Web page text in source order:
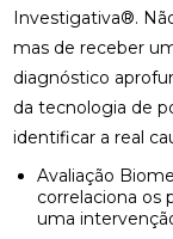
Investigativa®.
mas de receber
diagnóstico
da tecnologia de
identificar a real
Avaliação Biomecânica Abrangente: A análise da pisada
correlaciona os
uma